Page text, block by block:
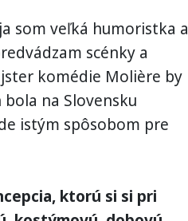
som veľká humoristka a
scénky a
komédie Molière by
na Slovensku
istým spôsobom pre
ktorú si si pri